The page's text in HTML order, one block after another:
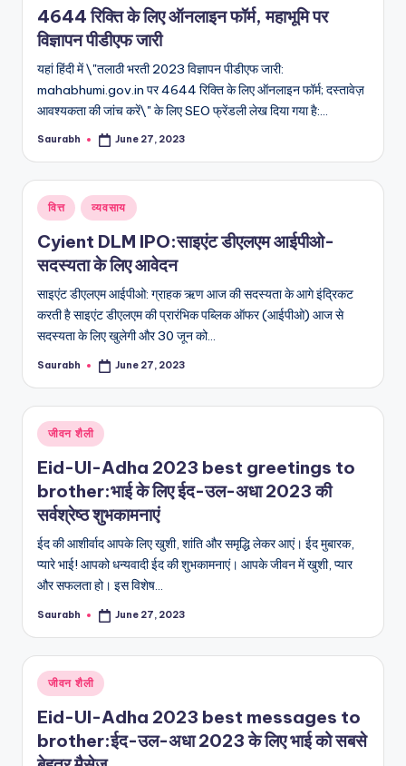
4644 रिक्ति के लिए ऑनलाइन फॉर्म, महाभूमि पर
विज्ञापन पीडीएफ जारी
यहां हिंदी में \"तलाठी भरती 2023 विज्ञापन पीडीएफ जारी:
mahabhumi.gov.in पर 4644 रिक्ति के लिए ऑनलाइन फॉर्म; दस्तावेज़
आवश्यकता की जांच करें\" के लिए SEO फ्रेंडली लेख दिया गया है:…
Posted
Saurabh June 27, 2023
Posted
in
वित्त व्यवसाय
Cyient DLM IPO:साइएंट डीएलएम आईपीओ-
सदस्यता के लिए आवेदन
साइएंट डीएलएम आईपीओ: ग्राहक ऋण आज की सदस्यता के आगे इंद्रिकट
करती है साइएंट डीएलएम की प्रारंभिक पब्लिक ऑफर (आईपीओ) आज से
सदस्यता के लिए खुलेगी और 30 जून को…
Posted
Saurabh June 27, 2023
Posted
in
जीवन शैली
Eid-Ul-Adha 2023 best greetings to
brother:भाई के लिए ईद-उल-अधा 2023 की
सर्वश्रेष्ठ शुभकामनाएं
ईद की आशीर्वाद आपके लिए खुशी, शांति और समृद्धि लेकर आएं। ईद मुबारक,
प्यारे भाई! आपको धन्यवादी ईद की शुभकामनाएं। आपके जीवन में खुशी, प्यार
और सफलता हो। इस विशेष…
Posted
Saurabh June 27, 2023
Posted
in
जीवन शैली
Eid-Ul-Adha 2023 best messages to
brother:ईद-उल-अधा 2023 के लिए भाई को सबसे